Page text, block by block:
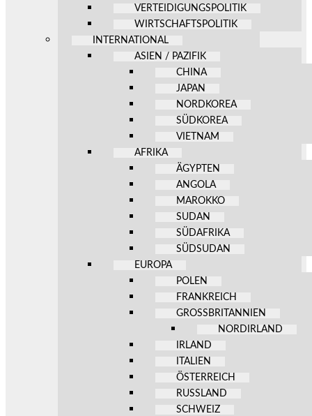
VERTEIDIGUNGSPOLITIK
WIRTSCHAFTSPOLITIK
INTERNATIONAL
ASIEN / PAZIFIK
CHINA
JAPAN
NORDKOREA
SÜDKOREA
VIETNAM
AFRIKA
ÄGYPTEN
ANGOLA
MAROKKO
SUDAN
SÜDAFRIKA
SÜDSUDAN
EUROPA
POLEN
FRANKREICH
GROSSBRITANNIEN
NORDIRLAND
IRLAND
ITALIEN
ÖSTERREICH
RUSSLAND
SCHWEIZ